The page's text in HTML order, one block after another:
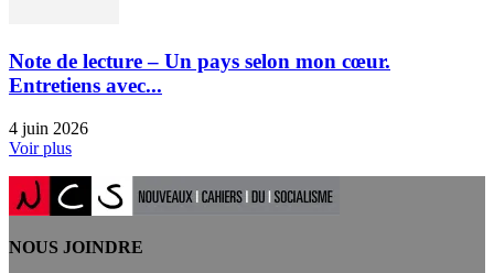
Note de lecture – Un pays selon mon cœur.
Entretiens avec...
4 juin 2026
Voir plus
NOUS JOINDRE